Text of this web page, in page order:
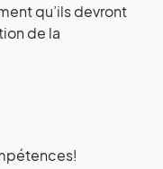
qu’ils devront
de la